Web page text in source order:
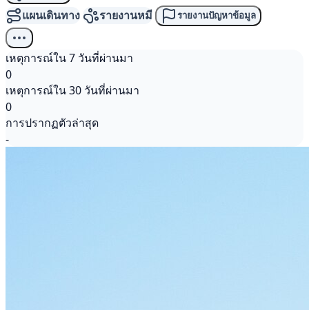
แผนเดินทาง รายงานหมี รายงานปัญหาข้อมูล
เหตุการณ์ใน 7 วันที่ผ่านมา
0
เหตุการณ์ใน 30 วันที่ผ่านมา
0
การปรากฏตัวล่าสุด
-